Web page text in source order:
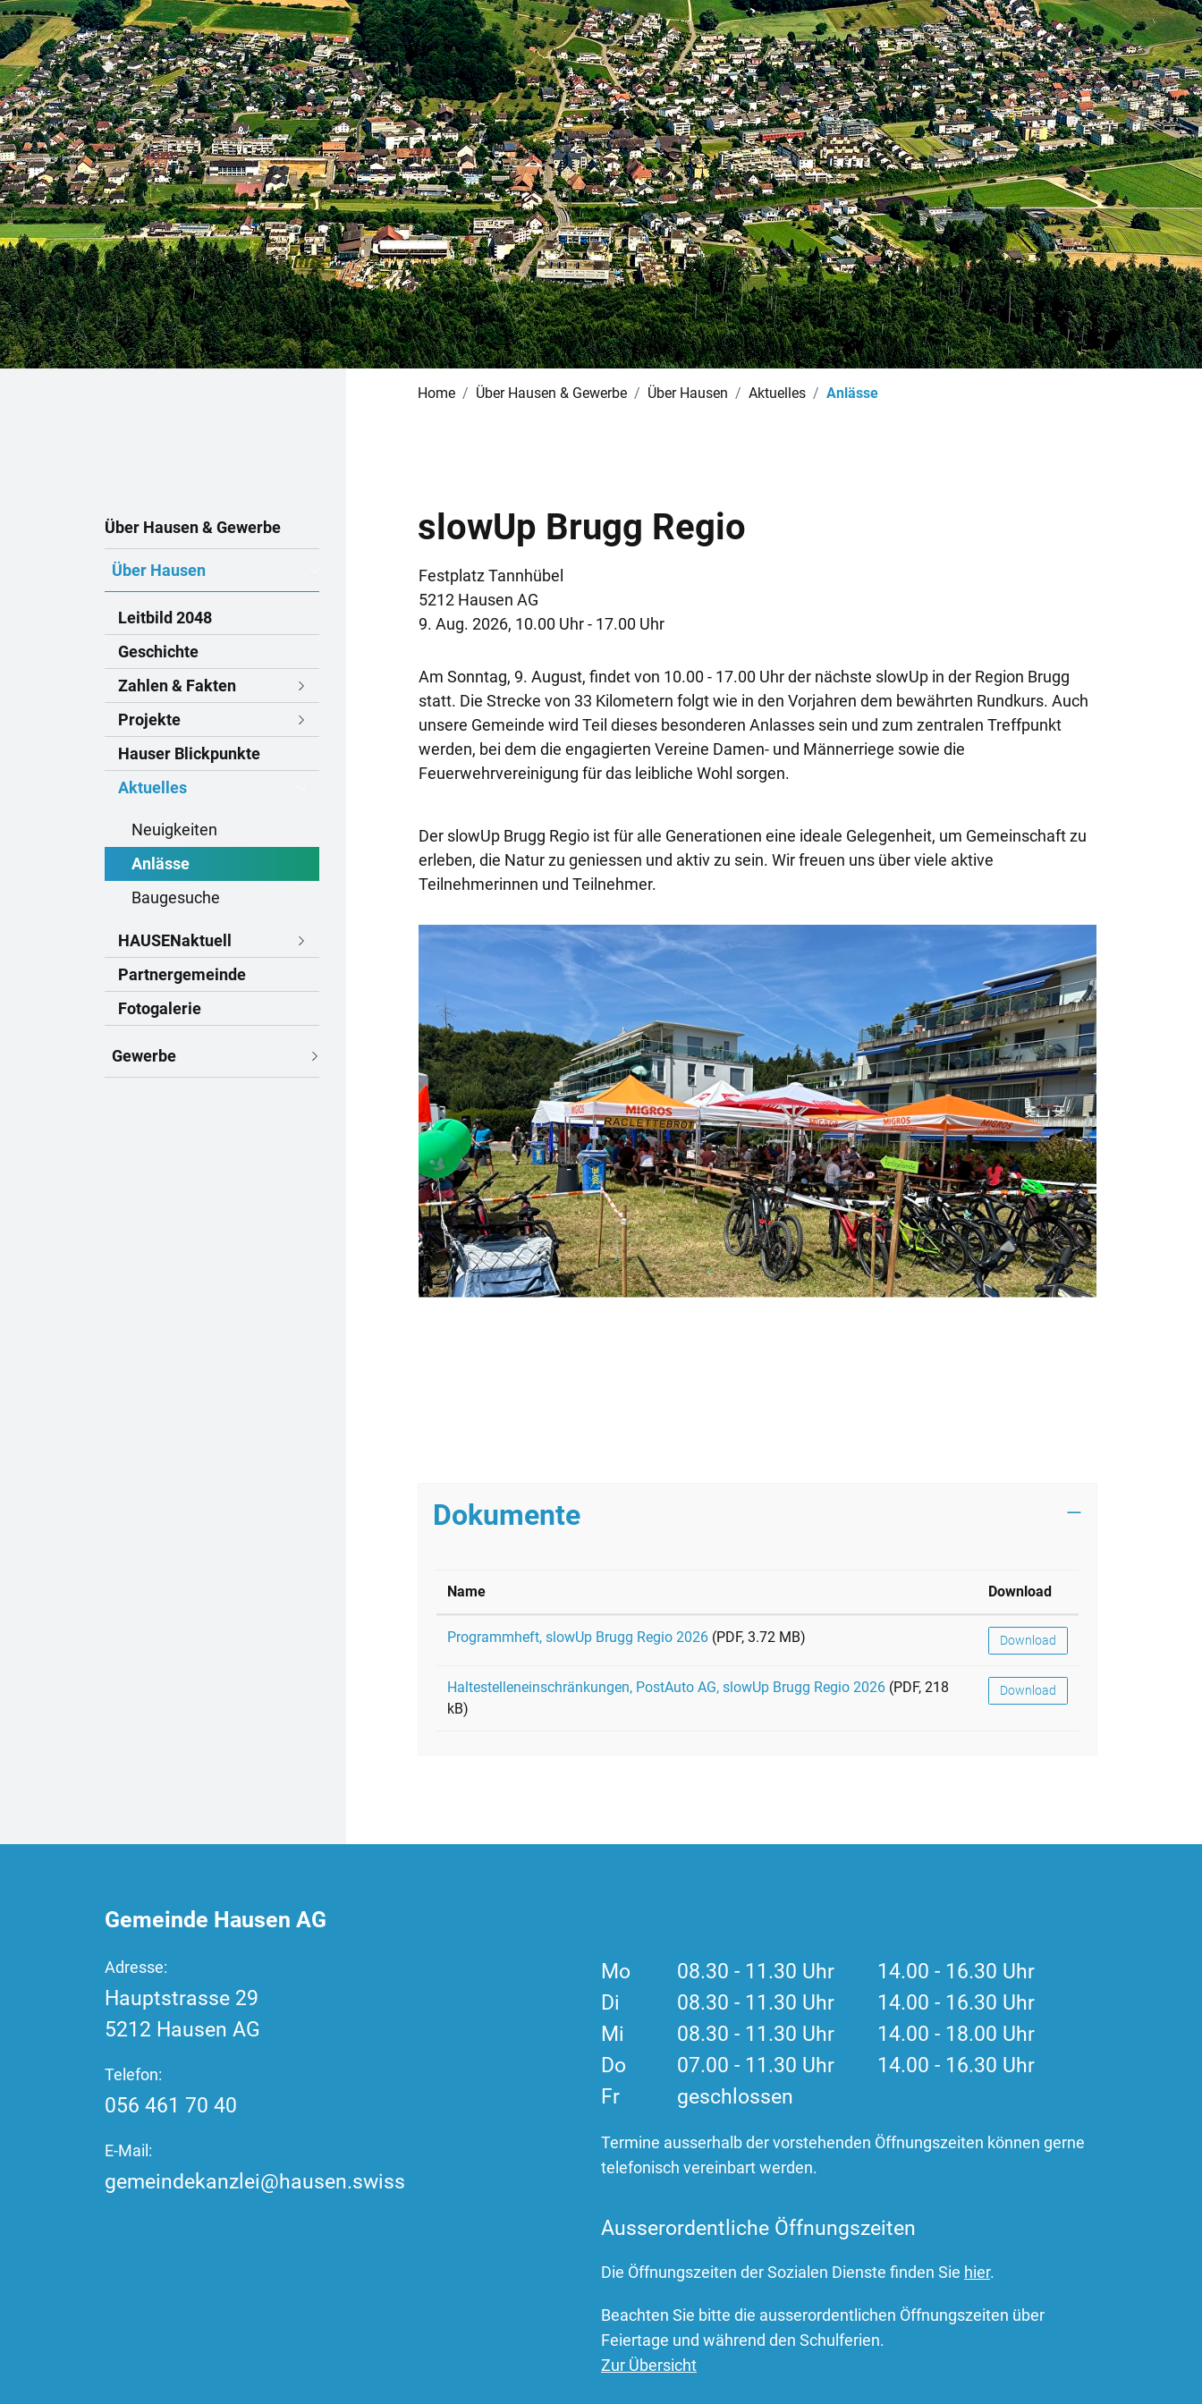
Home Über Hausen & Gewerbe Über Hausen Aktuelles Anlässe(ausgewählt)
Subnavigation
Über Hausen & Gewerbe
Über Hausen
Leitbild 2048
Geschichte
Zahlen & Fakten
Projekte
Hauser Blickpunkte
Aktuelles
Neuigkeiten
Anlässe
(
u
g
e
ä
Baugesuche
HAUSENaktuell
Partnergemeinde
Fotogalerie
Gewerbe
slowUp Brugg Regio
Festplatz Tannhübel
5212 Hausen AG
9. Aug. 2026, 10.00 Uhr - 17.00 Uhr
Am Sonntag, 9. August, findet von 10.00 - 17.00 Uhr der nächste slowUp in der Region Brugg
statt. Die Strecke von 33 Kilometern folgt wie in den Vorjahren dem bewährten Rundkurs. Auch
unsere Gemeinde wird Teil dieses besonderen Anlasses sein und zum zentralen Treffpunkt
werden, bei dem die engagierten Vereine Damen- und Männerriege sowie die
Feuerwehrvereinigung für das leibliche Wohl sorgen.
Der slowUp Brugg Regio ist für alle Generationen eine ideale Gelegenheit, um Gemeinschaft zu
erleben, die Natur zu geniessen und aktiv zu sein. Wir freuen uns über viele aktive
Teilnehmerinnen und Teilnehmer.
Dokumente
Name Download
Programmheft, slowUp Brugg Regio 2026 (PDF, 3.72 MB) Download
Haltestelleneinschränkungen, PostAuto AG, slowUp Brugg Regio 2026 (PDF, 218
kB)
Download
Gemeinde Hausen AG
Adresse:
Hauptstrasse 29
5212 Hausen AG
Telefon:
056 461 70 40
E-Mail:
gemeindekanzlei@hausen.swiss
Mo
08.30 - 11.30 Uhr 14.00 - 16.30 Uhr
Di
08.30 - 11.30 Uhr 14.00 - 16.30 Uhr
Mi
08.30 - 11.30 Uhr 14.00 - 18.00 Uhr
Do
07.00 - 11.30 Uhr 14.00 - 16.30 Uhr
Fr
geschlossen
Termine ausserhalb der vorstehenden Öffnungszeiten können gerne
telefonisch vereinbart werden.
Ausserordentliche Öffnungszeiten
Die Öffnungszeiten der Sozialen Dienste finden Sie hier.
Beachten Sie bitte die ausserordentlichen Öffnungszeiten über
Feiertage und während den Schulferien.
Zur Übersicht